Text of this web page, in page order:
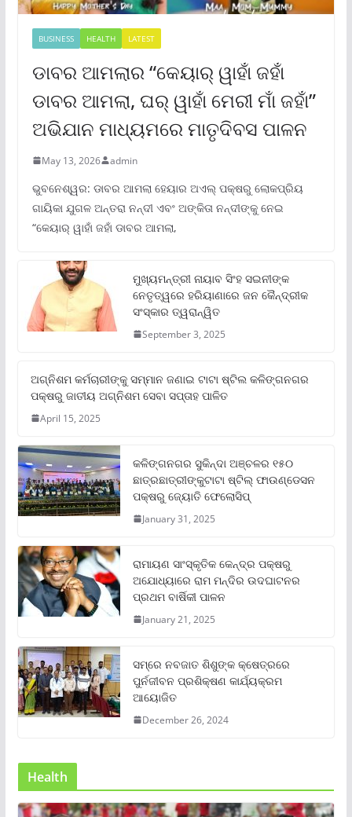
BUSINESS HEALTH LATEST
ଡାବର ଆମଲାର “କେୟାର୍ ୱାହାଁ ଜହାଁ
ଡାବର ଆମଲା, ଘର୍ ୱାହାଁ ମେରୀ ମାଁ ଜହାଁ”
ଅଭିଯାନ ମାଧ୍ୟମରେ ମାତୃଦିବସ ପାଳନ
May 13, 2026 admin
ଭୁବନେଶ୍ୱର: ଡାବର ଆମଲା ହେୟାର ଅଏଲ୍ ପକ୍ଷରୁ ଲୋକପ୍ରିୟ
ଗାୟିକା ଯୁଗଳ ଅନ୍ତରା ନନ୍ଦୀ ଏବଂ ଅଙ୍କିତା ନନ୍ଦୀଙ୍କୁ ନେଇ
“କେୟାର୍ ୱାହାଁ ଜହାଁ ଡାବର ଆମଲା,
ମୁଖ୍ୟମନ୍ତ୍ରୀ ନାୟାବ ସିଂହ ସଇନୀଙ୍କ
ନେତୃତ୍ୱରେ ହରିୟାଣାରେ ଜନ କୈନ୍ଦ୍ରୀକ
ସଂସ୍କାର ତ୍ୱରାନ୍ୱିତ
September 3, 2025
ଅଗ୍ନିଶମ କର୍ମଚାରୀଙ୍କୁ ସମ୍ମାନ ଜଣାଇ ଟାଟା ଷ୍ଟିଲ କଳିଙ୍ଗନଗର
ପକ୍ଷରୁ ଜାତୀୟ ଅଗ୍ନିଶମ ସେବା ସପ୍ତାହ ପାଳିତ
April 15, 2025
କଳିଙ୍ଗନଗର ସୁକିନ୍ଦା ଅଞ୍ଚଳର ୧୫୦
ଛାତ୍ରଛାତ୍ରୀଙ୍କୁଟାଟା ଷ୍ଟିଲ୍ ଫାଉଣ୍ଡେସନ
ପକ୍ଷରୁ ଜ୍ୟୋତି ଫେଲୋସିପ୍‌
January 31, 2025
ରାମାୟଣ ସାଂସ୍କୃତିକ କେନ୍ଦ୍ର ପକ୍ଷରୁ
ଅଯୋଧ୍ୟାରେ ରାମ ମନ୍ଦିର ଉଦଘାଟନର
ପ୍ରଥମ ବାର୍ଷିକୀ ପାଳନ
January 21, 2025
ସମ୍‌ରେ ନବଜାତ ଶିଶୁଙ୍କ କ୍ଷେତ୍ରରେ
ପୁର୍ନଜୀବନ ପ୍ରଶିକ୍ଷଣ କାର୍ଯ୍ୟକ୍ରମ
ଆୟୋଜିତ
December 26, 2024
Health